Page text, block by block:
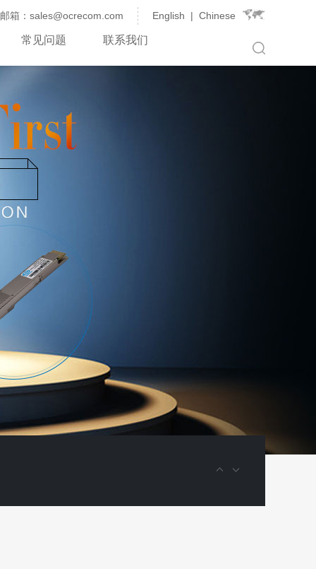
邮箱：sales@ocrecom.com English | Chinese
常见问题 联系我们